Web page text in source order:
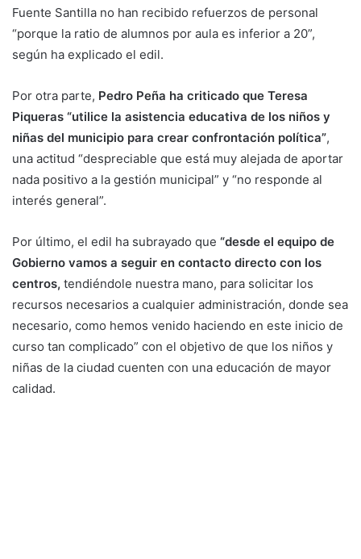
Fuente Santilla no han recibido refuerzos de personal
“porque la ratio de alumnos por aula es inferior a 20”,
según ha explicado el edil.
Por otra parte, Pedro Peña ha criticado que Teresa
Piqueras “utilice la asistencia educativa de los niños y
niñas del municipio para crear confrontación política”,
una actitud “despreciable que está muy alejada de aportar
nada positivo a la gestión municipal” y “no responde al
interés general”.
Por último, el edil ha subrayado que “desde el equipo de
Gobierno vamos a seguir en contacto directo con los
centros, tendiéndole nuestra mano, para solicitar los
recursos necesarios a cualquier administración, donde sea
necesario, como hemos venido haciendo en este inicio de
curso tan complicado” con el objetivo de que los niños y
niñas de la ciudad cuenten con una educación de mayor
calidad.